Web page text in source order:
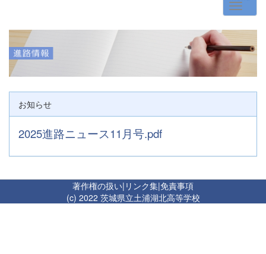
お知らせ
2025進路ニュース11月号.pdf
著作権の扱い| リンク集|免責事項
(c) 2022 茨城県立土浦湖北高等学校